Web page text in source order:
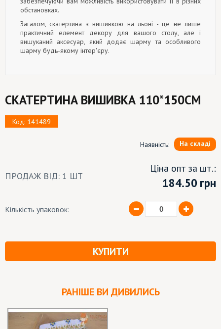
обстановках.
Загалом, скатертина з вишивкою на льоні - це не лише
практичний елемент декору для вашого столу, але і
вишуканий аксесуар, який додає шарму та особливого
шарму будь-якому інтер'єру.
СКАТЕРТИНА ВИШИВКА 110*150СМ
Код: 141489
Наявність: На складі
ПРОДАЖ ВІД: 1 ШТ
Ціна опт за шт.:
184.50 грн
Кількість упаковок:
КУПИТИ
РАНІШЕ ВИ ДИВИЛИСЬ